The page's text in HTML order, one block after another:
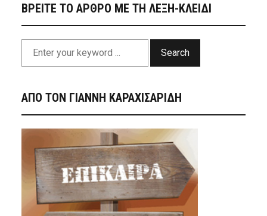
ΒΡΕΙΤΕ ΤΟ ΑΡΘΡΟ ΜΕ ΤΗ ΛΕΞΗ-ΚΛΕΙΔΙ
Search
ΑΠΟ ΤΟΝ ΓΙΑΝΝΗ ΚΑΡΑΧΙΣΑΡΙΔΗ